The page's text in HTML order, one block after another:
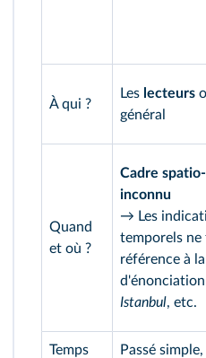
À qui ?
Les lecteurs
général
Quand
et où ?
Cadre
inconnu
→ Les
temporels ne
référence à
d'énonciation
Istanbul, etc.
Temps
Passé